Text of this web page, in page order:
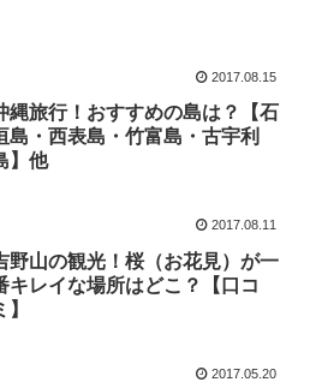
2017.08.15
縄旅行！おすすめの島は？【石
島・西表島・竹富島・古宇利
】他
2017.08.11
野山の観光！桜（お花見）が一
キレイな場所はどこ？【口コ
】
2017.05.20